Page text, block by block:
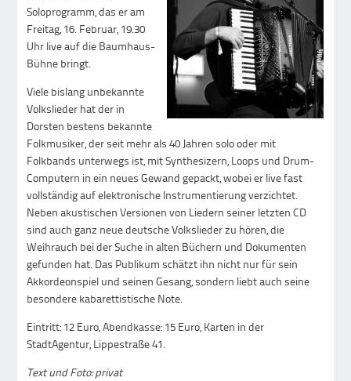
Soloprogramm, das er am
Freitag, 16. Februar, 19.30
Uhr live auf die Baumhaus-
Bühne bringt.
Viele bislang unbekannte
Volkslieder hat der in
Dorsten bestens bekannte
Folkmusiker, der seit mehr als 40 Jahren solo oder mit
Folkbands unterwegs ist, mit Synthesizern, Loops und Drum-
Computern in ein neues Gewand gepackt, wobei er live fast
vollständig auf elektronische Instrumentierung verzichtet.
Neben akustischen Versionen von Liedern seiner letzten CD
sind auch ganz neue deutsche Volkslieder zu hören, die
Weihrauch bei der Suche in alten Büchern und Dokumenten
gefunden hat. Das Publikum schätzt ihn nicht nur für sein
Akkordeonspiel und seinen Gesang, sondern liebt auch seine
besondere kabarettistische Note.
Eintritt: 12 Euro, Abendkasse: 15 Euro, Karten in der
StadtAgentur, Lippestraße 41.
Text und Foto: privat